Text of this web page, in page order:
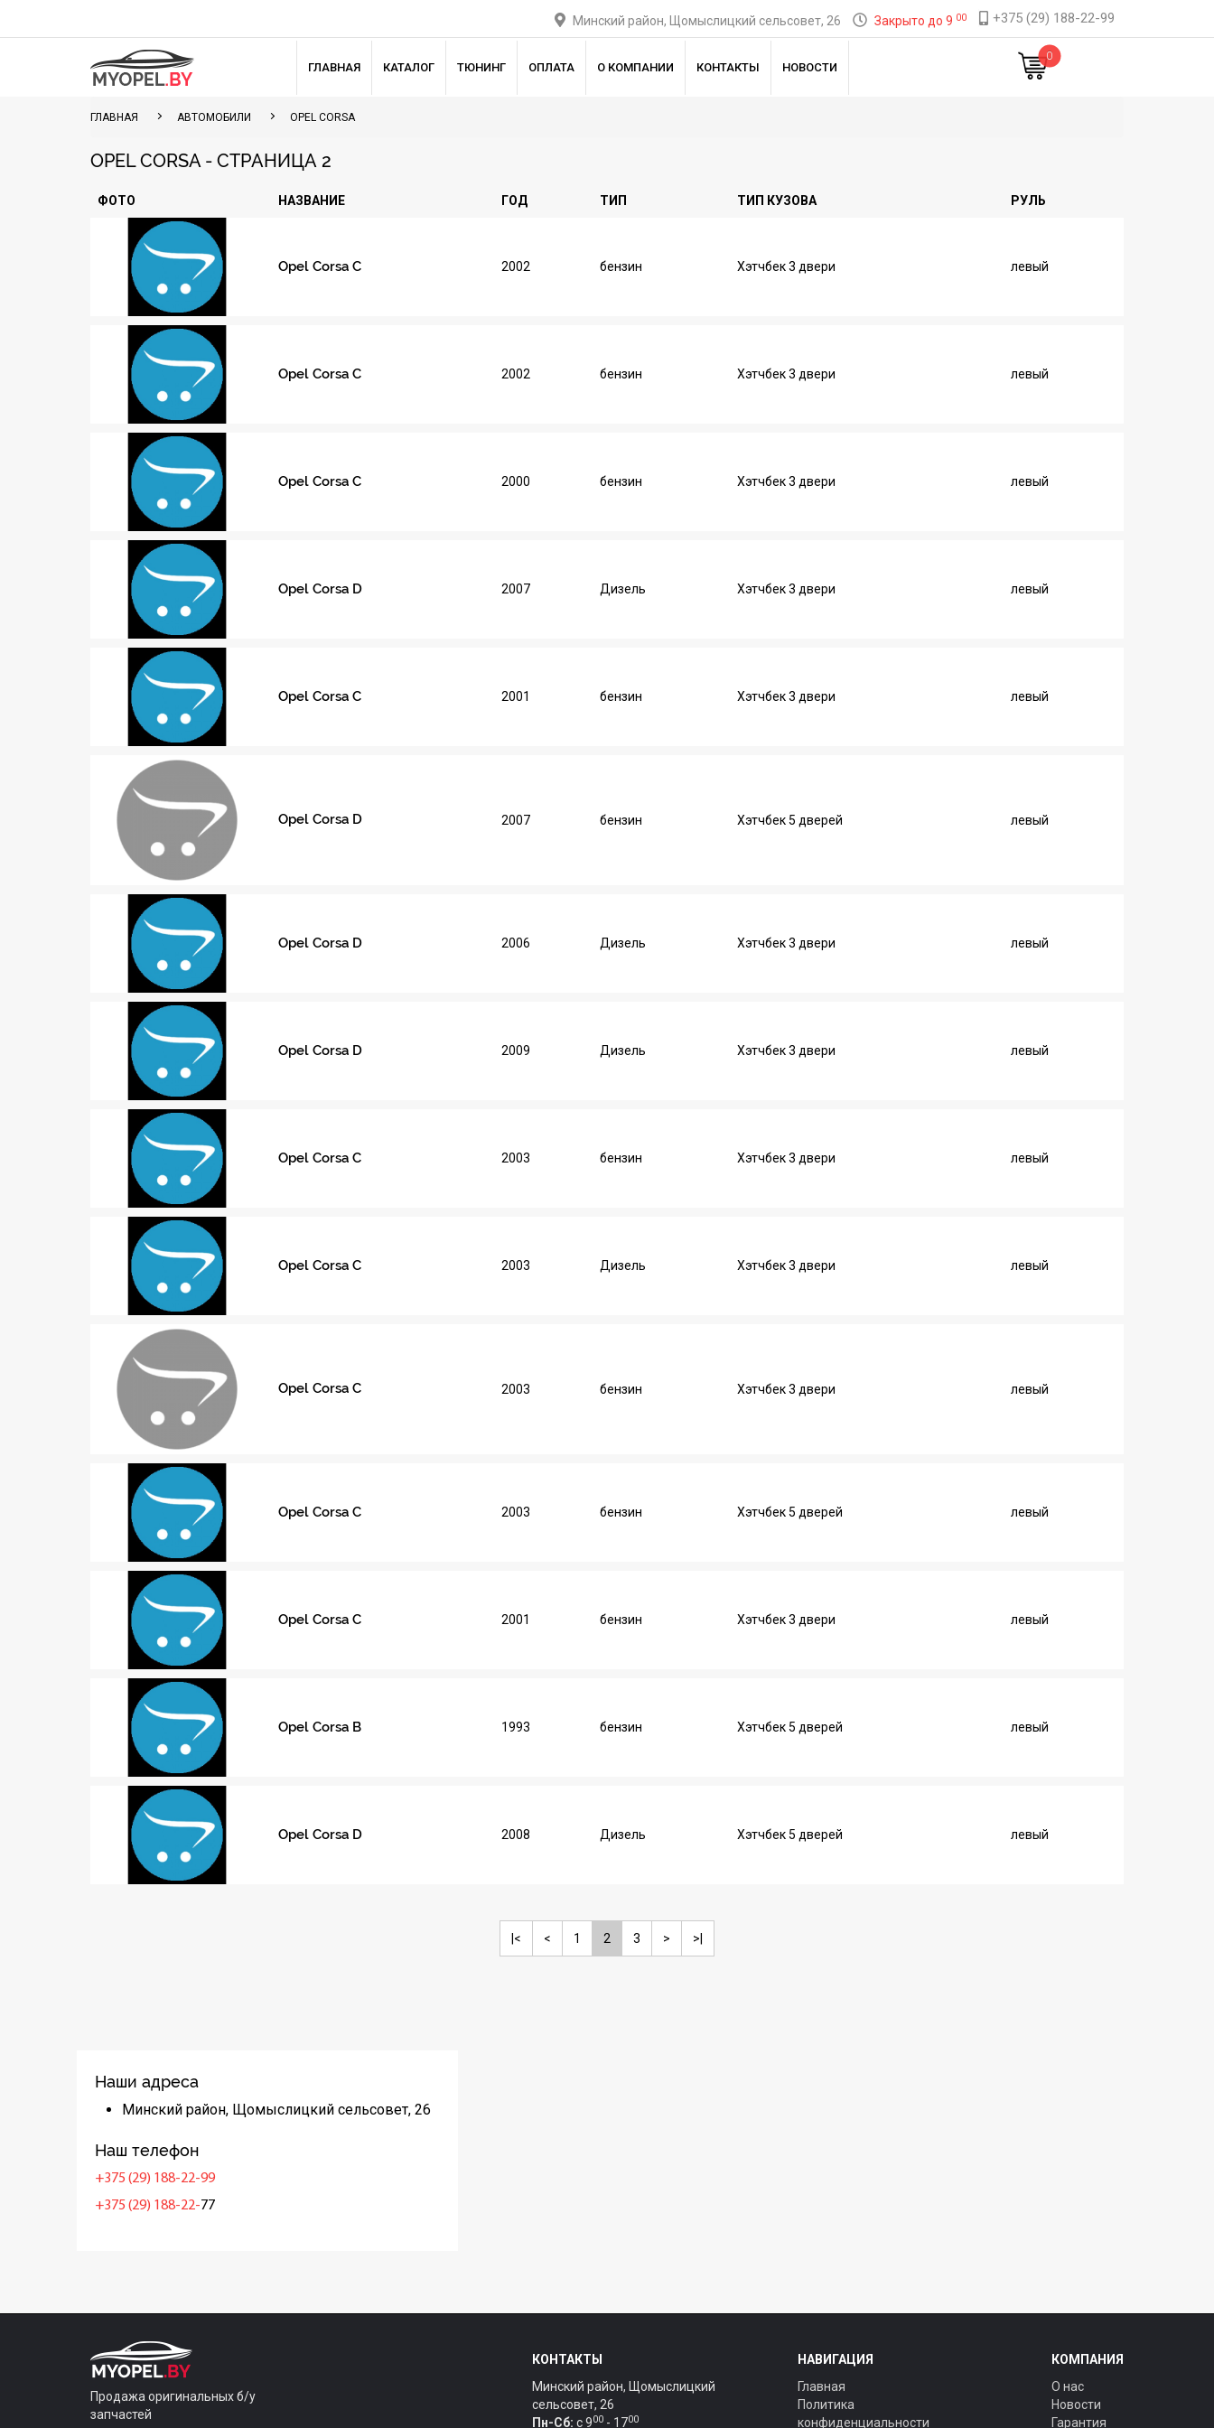
Минский район, Щомыслицкий сельсовет, 26 Закрыто до 9 00 +375 (29) 188-22-99
ГЛАВНАЯ КАТАЛОГ ТЮНИНГ ОПЛАТА О КОМПАНИИ КОНТАКТЫ НОВОСТИ
0
ГЛАВНАЯ АВТОМОБИЛИ OPEL CORSA
OPEL CORSA - СТРАНИЦА 2
ФОТО НАЗВАНИЕ ГОД ТИП ТИП КУЗОВА РУЛЬ
Opel Corsa C 2002 бензин Хэтчбек 3 двери левый
Opel Corsa C 2002 бензин Хэтчбек 3 двери левый
Opel Corsa C 2000 бензин Хэтчбек 3 двери левый
Opel Corsa D 2007 Дизель Хэтчбек 3 двери левый
Opel Corsa C 2001 бензин Хэтчбек 3 двери левый
Opel Corsa D 2007 бензин Хэтчбек 5 дверей левый
Opel Corsa D 2006 Дизель Хэтчбек 3 двери левый
Opel Corsa D 2009 Дизель Хэтчбек 3 двери левый
Opel Corsa C 2003 бензин Хэтчбек 3 двери левый
Opel Corsa C 2003 Дизель Хэтчбек 3 двери левый
Opel Corsa C 2003 бензин Хэтчбек 3 двери левый
Opel Corsa C 2003 бензин Хэтчбек 5 дверей левый
Opel Corsa C 2001 бензин Хэтчбек 3 двери левый
Opel Corsa B 1993 бензин Хэтчбек 5 дверей левый
Opel Corsa D 2008 Дизель Хэтчбек 5 дверей левый
|< < 1 2 3 > >|
Наши адреса
Минский район, Щомыслицкий сельсовет, 26
Наш телефон
+375 (29) 188-22-99
+375 (29) 188-22-77
Продажа оригинальных б/у
запчастей
КОНТАКТЫ
Минский район, Щомыслицкий
сельсовет, 26
Пн-Сб: c 900 - 1700
НАВИГАЦИЯ
Главная
Политика
конфиденциальности
КОМПАНИЯ
О нас
Новости
Гарантия